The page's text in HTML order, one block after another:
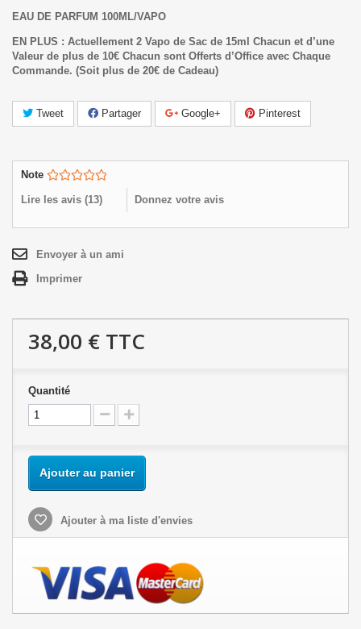
EAU DE PARFUM 100ML/VAPO
EN PLUS : Actuellement 2 Vapo de Sac de 15ml Chacun et d’une
Valeur de plus de 10€ Chacun sont Offerts d’Office avec Chaque
Commande. (Soit plus de 20€ de Cadeau)
Tweet Partager Google+ Pinterest
Note
Lire les avis (13) Donnez votre avis
Envoyer à un ami
Imprimer
38,00 € TTC
Quantité
Ajouter au panier
Ajouter à ma liste d'envies